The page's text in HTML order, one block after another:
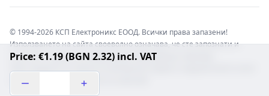
Price: €1.19 (BGN 2.32) incl. VAT
© 1994-2026 КСП Електроникс ЕООД. Всички права запазени!
Използването на сайта своеволно означава, че сте запознати и
съгласни с правната информация обвързваща софтуера.
отговорност с цялата сила на закона!b